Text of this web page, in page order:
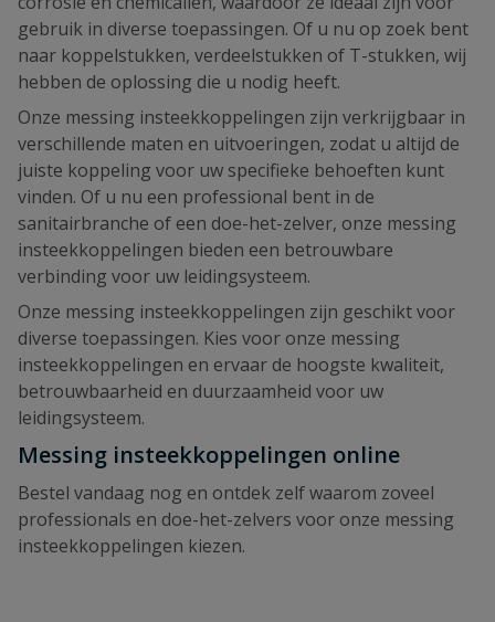
gebruik in diverse toepassingen. Of u nu op zoek bent
naar koppelstukken, verdeelstukken of T-stukken, wij
hebben de oplossing die u nodig heeft.
Onze messing insteekkoppelingen zijn verkrijgbaar in
verschillende maten en uitvoeringen, zodat u altijd de
juiste koppeling voor uw specifieke behoeften kunt
vinden. Of u nu een professional bent in de
sanitairbranche of een doe-het-zelver, onze messing
insteekkoppelingen bieden een betrouwbare
verbinding voor uw leidingsysteem.
Onze messing insteekkoppelingen zijn geschikt voor
diverse toepassingen. Kies voor onze messing
insteekkoppelingen en ervaar de hoogste kwaliteit,
betrouwbaarheid en duurzaamheid voor uw
leidingsysteem.
Messing insteekkoppelingen online
Bestel vandaag nog en ontdek zelf waarom zoveel
professionals en doe-het-zelvers voor onze messing
insteekkoppelingen kiezen.